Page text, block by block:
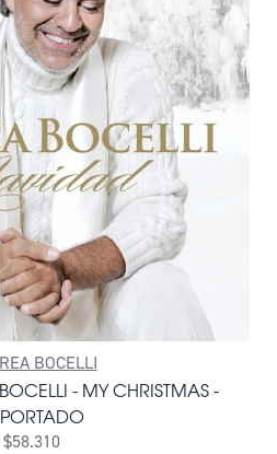
BOCELLI
- MY CHRISTMAS -
$58.310